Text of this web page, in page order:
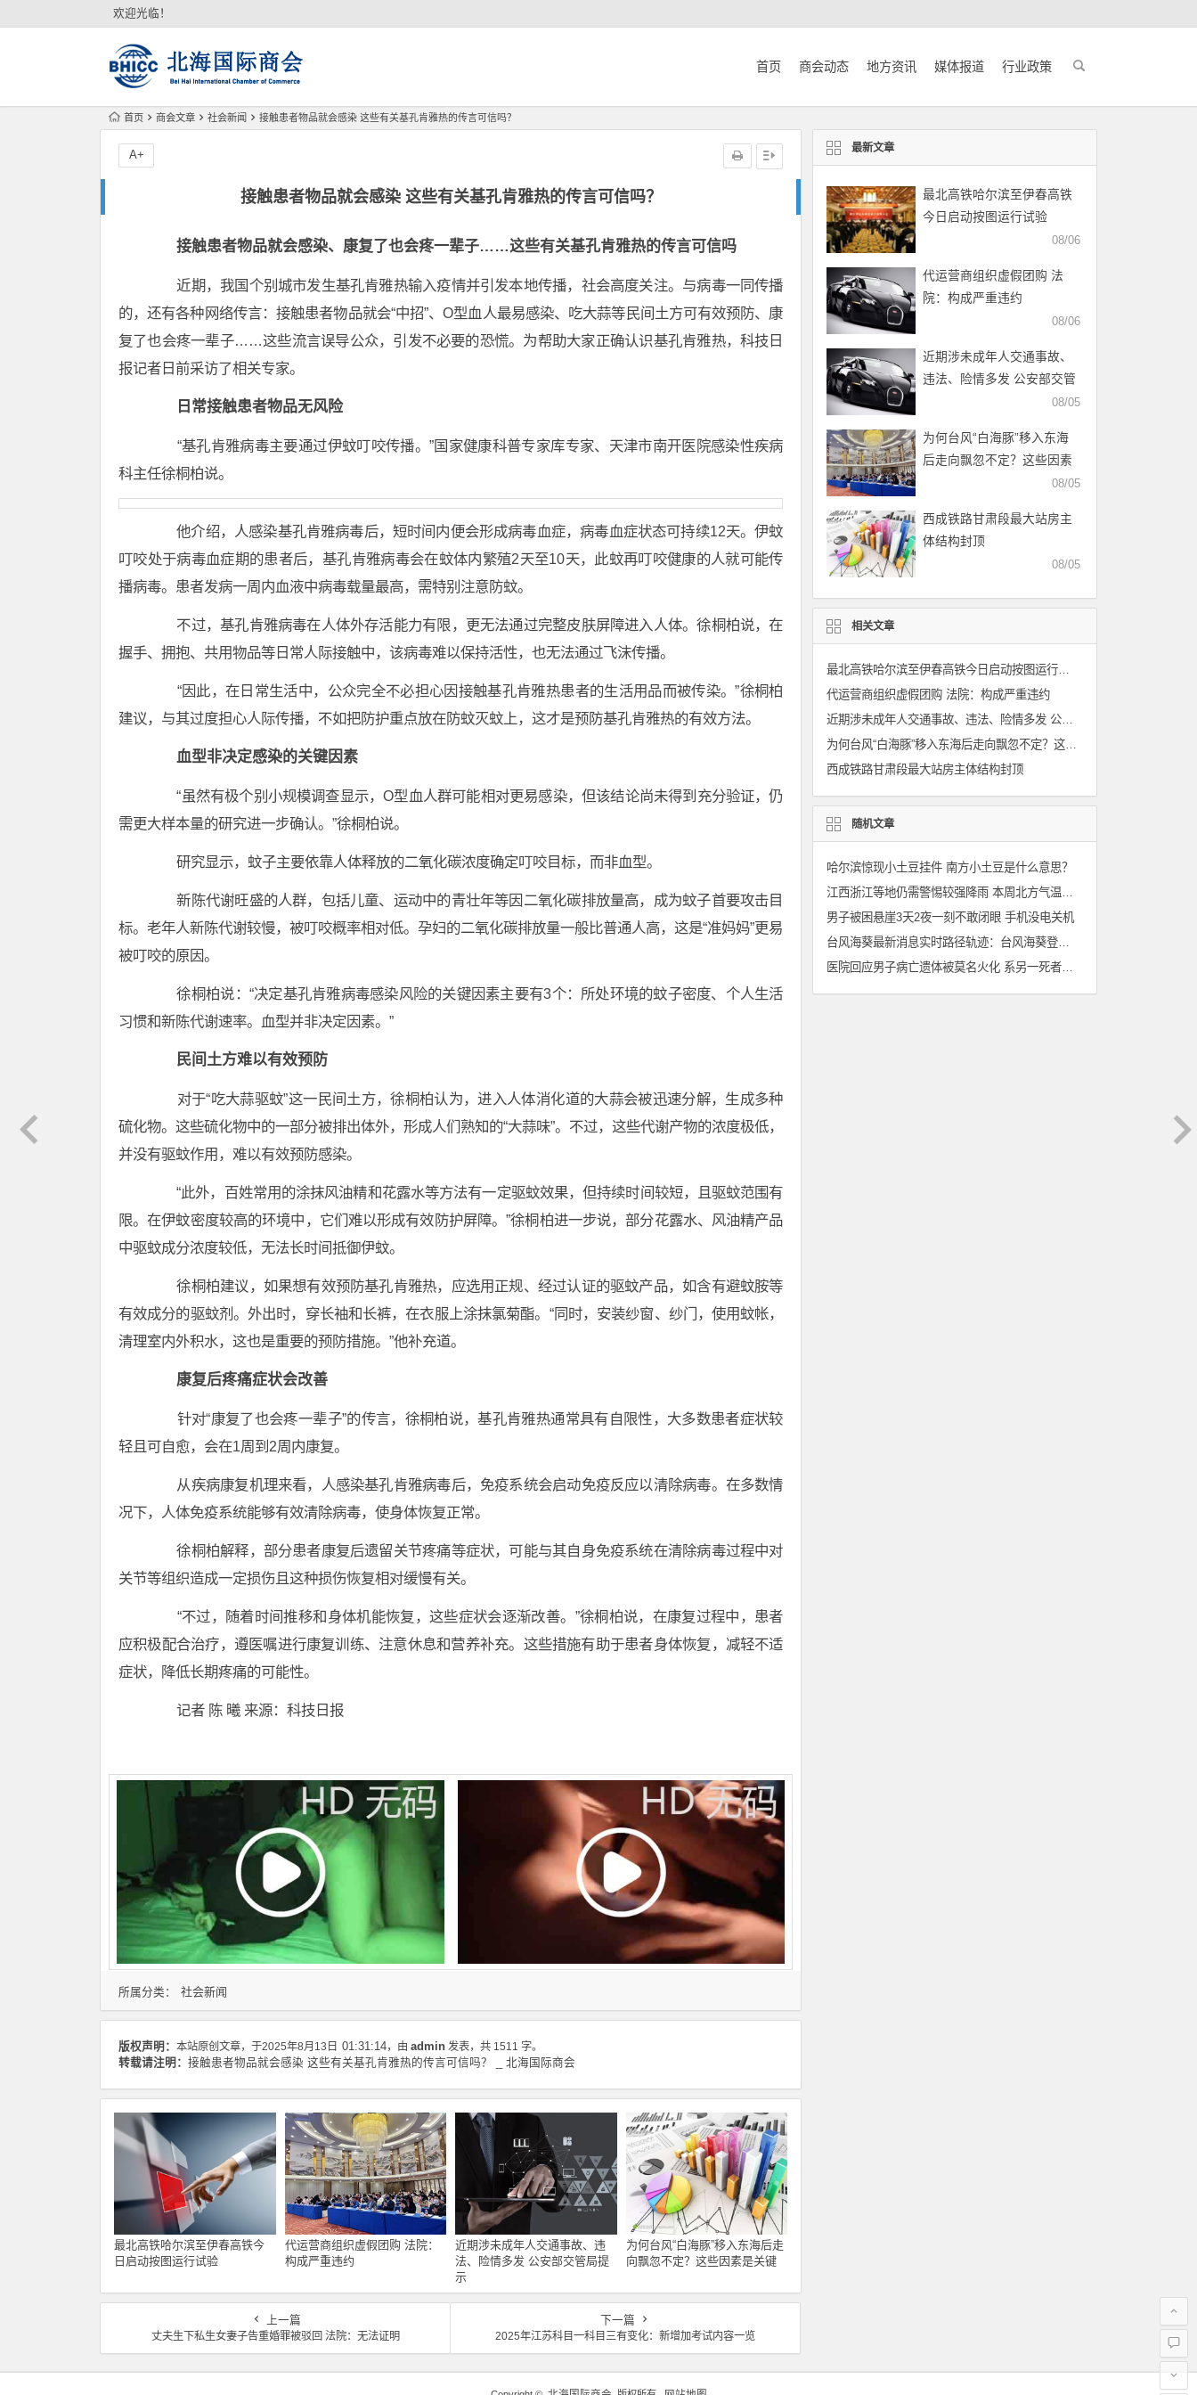
欢迎光临！
首页 商会动态 地方资讯 媒体报道 行业政策
首页 商会文章 社会新闻 接触患者物品就会感染 这些有关基孔肯雅热的传言可信吗？
接触患者物品就会感染 这些有关基孔肯雅热的传言可信吗？
A+
所属分类： 社会新闻
接触患者物品就会感染、康复了也会疼一辈子……这些有关基孔肯雅热的传言可信吗
近期，我国个别城市发生基孔肯雅热输入疫情并引发本地传播，社会高度关注。与病毒一同传播
的，还有各种网络传言：接触患者物品就会“中招”、O型血人最易感染、吃大蒜等民间土方可有效预防、康
复了也会疼一辈子……这些流言误导公众，引发不必要的恐慌。为帮助大家正确认识基孔肯雅热，科技日
报记者日前采访了相关专家。
日常接触患者物品无风险
“基孔肯雅病毒主要通过伊蚊叮咬传播。”国家健康科普专家库专家、天津市南开医院感染性疾病
科主任徐桐柏说。
他介绍，人感染基孔肯雅病毒后，短时间内便会形成病毒血症，病毒血症状态可持续12天。伊蚊
叮咬处于病毒血症期的患者后，基孔肯雅病毒会在蚊体内繁殖2天至10天，此蚊再叮咬健康的人就可能传
播病毒。患者发病一周内血液中病毒载量最高，需特别注意防蚊。
不过，基孔肯雅病毒在人体外存活能力有限，更无法通过完整皮肤屏障进入人体。徐桐柏说，在
握手、拥抱、共用物品等日常人际接触中，该病毒难以保持活性，也无法通过飞沫传播。
“因此，在日常生活中，公众完全不必担心因接触基孔肯雅热患者的生活用品而被传染。”徐桐柏
建议，与其过度担心人际传播，不如把防护重点放在防蚊灭蚊上，这才是预防基孔肯雅热的有效方法。
血型非决定感染的关键因素
“虽然有极个别小规模调查显示，O型血人群可能相对更易感染，但该结论尚未得到充分验证，仍
需更大样本量的研究进一步确认。”徐桐柏说。
研究显示，蚊子主要依靠人体释放的二氧化碳浓度确定叮咬目标，而非血型。
新陈代谢旺盛的人群，包括儿童、运动中的青壮年等因二氧化碳排放量高，成为蚊子首要攻击目
标。老年人新陈代谢较慢，被叮咬概率相对低。孕妇的二氧化碳排放量一般比普通人高，这是“准妈妈”更易
被叮咬的原因。
徐桐柏说：“决定基孔肯雅病毒感染风险的关键因素主要有3个：所处环境的蚊子密度、个人生活
习惯和新陈代谢速率。血型并非决定因素。”
民间土方难以有效预防
对于“吃大蒜驱蚊”这一民间土方，徐桐柏认为，进入人体消化道的大蒜会被迅速分解，生成多种
硫化物。这些硫化物中的一部分被排出体外，形成人们熟知的“大蒜味”。不过，这些代谢产物的浓度极低，
并没有驱蚊作用，难以有效预防感染。
“此外，百姓常用的涂抹风油精和花露水等方法有一定驱蚊效果，但持续时间较短，且驱蚊范围有
限。在伊蚊密度较高的环境中，它们难以形成有效防护屏障。”徐桐柏进一步说，部分花露水、风油精产品
中驱蚊成分浓度较低，无法长时间抵御伊蚊。
徐桐柏建议，如果想有效预防基孔肯雅热，应选用正规、经过认证的驱蚊产品，如含有避蚊胺等
有效成分的驱蚊剂。外出时，穿长袖和长裤，在衣服上涂抹氯菊酯。“同时，安装纱窗、纱门，使用蚊帐，
清理室内外积水，这也是重要的预防措施。”他补充道。
康复后疼痛症状会改善
针对“康复了也会疼一辈子”的传言，徐桐柏说，基孔肯雅热通常具有自限性，大多数患者症状较
轻且可自愈，会在1周到2周内康复。
从疾病康复机理来看，人感染基孔肯雅病毒后，免疫系统会启动免疫反应以清除病毒。在多数情
况下，人体免疫系统能够有效清除病毒，使身体恢复正常。
徐桐柏解释，部分患者康复后遗留关节疼痛等症状，可能与其自身免疫系统在清除病毒过程中对
关节等组织造成一定损伤且这种损伤恢复相对缓慢有关。
“不过，随着时间推移和身体机能恢复，这些症状会逐渐改善。”徐桐柏说，在康复过程中，患者
应积极配合治疗，遵医嘱进行康复训练、注意休息和营养补充。这些措施有助于患者身体恢复，减轻不适
症状，降低长期疼痛的可能性。
记者 陈 曦 来源：科技日报
版权声明： 本站原创文章，于2025年8月13日 01:31:14，由 admin 发表，共 1511 字。
转载请注明： 接触患者物品就会感染 这些有关基孔肯雅热的传言可信吗？ _ 北海国际商会
最北高铁哈尔滨至伊春高铁今
日启动按图运行试验
代运营商组织虚假团购 法院：
构成严重违约
近期涉未成年人交通事故、违
法、险情多发 公安部交管局提
示
为何台风“白海豚”移入东海后走
向飘忽不定？这些因素是关键
上一篇
丈夫生下私生女妻子告重婚罪被驳回 法院：无法证明
下一篇
2025年江苏科目一科目三有变化：新增加考试内容一览
最新文章
最北高铁哈尔滨至伊春高铁
今日启动按图运行试验
08/06
代运营商组织虚假团购 法
院：构成严重违约
08/06
近期涉未成年人交通事故、
违法、险情多发 公安部交管
08/05
为何台风“白海豚”移入东海
后走向飘忽不定？这些因素
08/05
西成铁路甘肃段最大站房主
体结构封顶
08/05
相关文章
最北高铁哈尔滨至伊春高铁今日启动按图运行试验
代运营商组织虚假团购 法院：构成严重违约
近期涉未成年人交通事故、违法、险情多发 公安部交管局提示
为何台风“白海豚”移入东海后走向飘忽不定？这些因素是关键
西成铁路甘肃段最大站房主体结构封顶
随机文章
哈尔滨惊现小土豆挂件 南方小土豆是什么意思？
江西浙江等地仍需警惕较强降雨 本周北方气温将再掀创新高浪潮
男子被困悬崖3天2夜一刻不敢闭眼 手机没电关机
台风海葵最新消息实时路径轨迹：台风海葵登陆时间地点更新
医院回应男子病亡遗体被莫名火化 系另一死者亲属认错遗体